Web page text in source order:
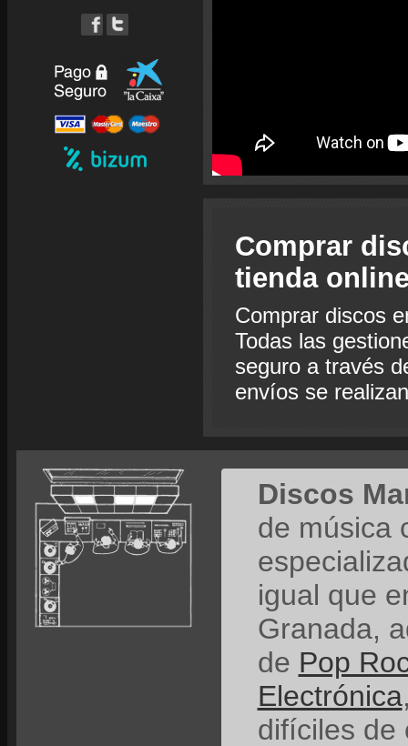
Comprar
tienda
Comprar discos
Todas las
seguro a través
envíos se
Discos
de música
igual que
Granada,
de Pop
Electrónica
difíciles de